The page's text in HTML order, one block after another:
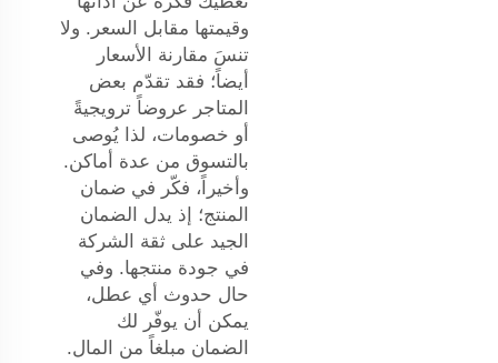
وقيمتها مقابل السعر. ولا
تنسَ مقارنة الأسعار
أيضاً؛ فقد تقدّم بعض
المتاجر عروضاً ترويجيةً
أو خصومات، لذا يُوصى
بالتسوق من عدة أماكن.
وأخيراً، فكّر في ضمان
المنتج؛ إذ يدل الضمان
الجيد على ثقة الشركة
في جودة منتجها. وفي
حال حدوث أي عطل،
يمكن أن يوفّر لك
الضمان مبلغاً من المال.